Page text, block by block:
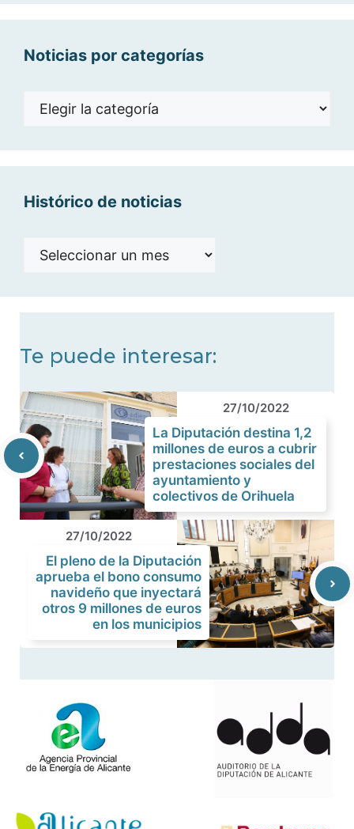
Noticias por categorías
Noticias
Histórico de noticias
Histórico
Te puede interesar:
27/10/2022
La Diputación destina 1,2
millones de euros a cubrir
prestaciones sociales del
ayuntamiento y
colectivos de Orihuela
27/10/2022
El pleno de la Diputación
aprueba el bono consumo
navideño que inyectará
otros 9 millones de euros
en los municipios